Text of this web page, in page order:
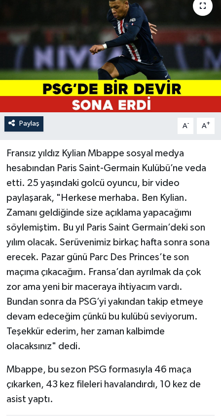
Paylaş A- A+
Fransız yıldız Kylian Mbappe sosyal medya
hesabından Paris Saint-Germain Kulübü’ne veda
etti. 25 yaşındaki golcü oyuncu, bir video
paylaşarak, "Herkese merhaba. Ben Kylian.
Zamanı geldiğinde size açıklama yapacağımı
söylemiştim. Bu yıl Paris Saint Germain’deki son
yılım olacak. Serüvenimiz birkaç hafta sonra sona
erecek. Pazar günü Parc Des Princes’te son
maçıma çıkacağım. Fransa’dan ayrılmak da çok
zor ama yeni bir maceraya ihtiyacım vardı.
Bundan sonra da PSG’yi yakından takip etmeye
devam edeceğim çünkü bu kulübü seviyorum.
Teşekkür ederim, her zaman kalbimde
olacaksınız" dedi.
Mbappe, bu sezon PSG formasıyla 46 maça
çıkarken, 43 kez fileleri havalandırdı, 10 kez de
asist yaptı.